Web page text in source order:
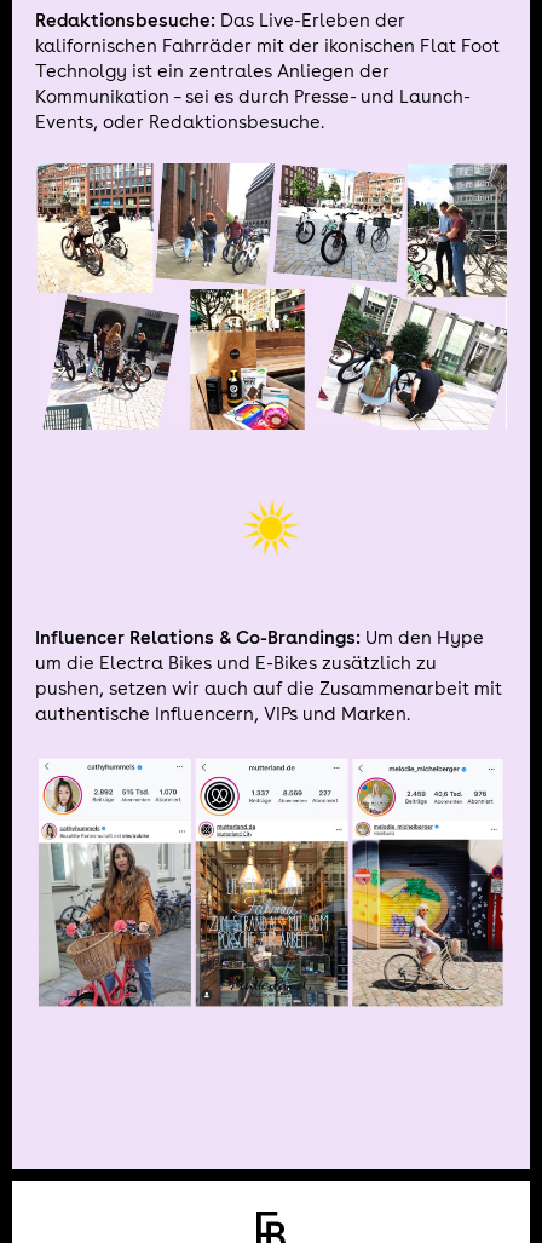
Redaktionsbesuche: Das Live-Erleben der
kalifornischen Fahrräder mit der ikonischen Flat Foot
Technolgy ist ein zentrales Anliegen der
Kommunikation – sei es durch Presse- und Launch-
Events, oder Redaktionsbesuche.
Influencer Relations & Co-Brandings:Um den Hype
um die Electra Bikes und E-Bikes zusätzlich zu
pushen, setzen wir auch auf die Zusammenarbeit mit
authentische Influencern, VIPs und Marken.